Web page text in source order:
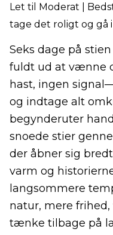
Let til Moderat |
tage det roligt og gå
Seks dage på
fuldt ud at vænne
hast, ingen
og indtage alt
begynderuter
snoede stier
der åbner sig
varm og
langsommere
natur, mere
tænke tilbage på